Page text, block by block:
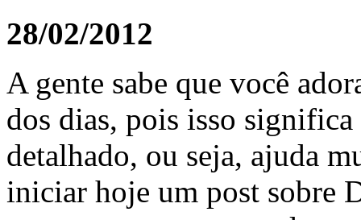
28/02/2012
A gente sabe que você
dos dias, pois isso
detalhado, ou seja, ajuda
iniciar hoje um post sobre